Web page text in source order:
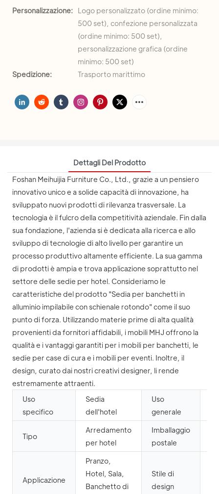
Personalizzazione:
Logo personalizzato (ordine minimo:
500 set), confezione personalizzata
(ordine minimo: 500 set),
personalizzazione grafica (ordine
minimo: 500 set)
Spedizione:
Trasporto marittimo
Dettagli Del Prodotto
Foshan Meihuijia Furniture Co., Ltd., grazie a un pensiero
innovativo unico e a solide capacità di innovazione, ha
sviluppato nuovi prodotti di rilevanza trasversale. La
tecnologia è il fulcro della competitività aziendale. Fin dalla
sua fondazione, l'azienda si è dedicata alla ricerca e allo
sviluppo di tecnologie di alto livello per garantire un
processo produttivo altamente efficiente. La sua gamma
di prodotti è ampia e trova applicazione soprattutto nel
settore delle sedie per hotel. Consideriamo le
caratteristiche del prodotto "Sedia per banchetti in
alluminio impilabile con schienale rotondo" come il suo
punto di forza. Utilizzando materie prime di alta qualità
provenienti da fornitori affidabili, i mobili MHJ offrono la
qualità e i vantaggi garantiti per i mobili per banchetti, le
sedie per case di cura e i mobili per eventi. Inoltre, il
design, curato dai nostri creativi designer, li rende
estremamente attraenti.
Uso
specifico
Sedia
dell'hotel
Uso
generale
Tipo
Arredamento
per hotel
Imballaggio
postale
Applicazione
Pranzo,
Hotel, Sala,
Banchetto di
Stile di
design